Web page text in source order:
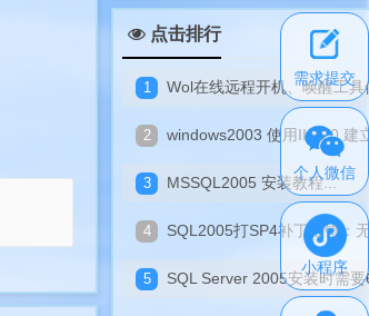
点击排行
Wol在线远程开机、唤醒工具使用说
windows2003 使用IIS6.0 建立FTP账号的
MSSQL2005 安装教程...
SQL2005打SP4补丁报错：无法安装
SQL Server 2005安装时需要64位的
需求提交
个人微信
小程序